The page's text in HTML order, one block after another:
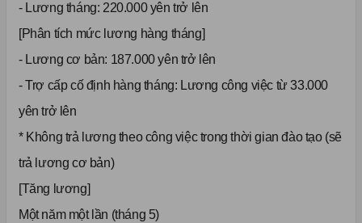
- Lương tháng: 220.000 yên trở lên
[Phân tích mức lương hàng tháng]
- Lương cơ bản: 187.000 yên trở lên
- Trợ cấp cố định hàng tháng: Lương công việc từ 33.000
yên trở lên
* Không trả lương theo công việc trong thời gian đào tạo (sẽ
trả lương cơ bản)
[Tăng lương]
Một năm một lần (tháng 5)